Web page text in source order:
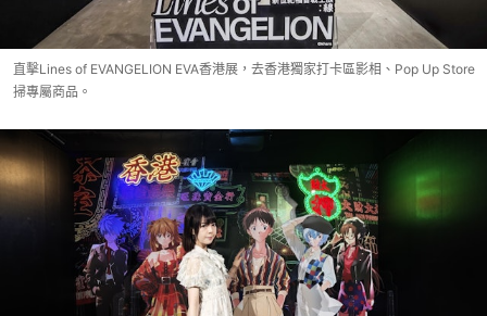
直擊Lines of EVANGELION EVA香港展，去香港獨家打卡區影相、Pop Up Store
掃專屬商品。